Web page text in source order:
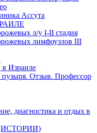
Ассута
л/у I-II стадия
лимфоузлов III
в Израиле
пузыря. Отзыв. Профессор
диагностика и отдых в